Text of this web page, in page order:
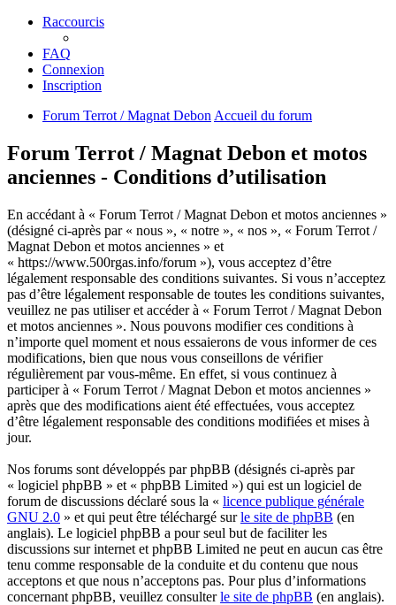
Raccourcis
FAQ
Connexion
Inscription
Forum Terrot / Magnat Debon Accueil du forum
Forum Terrot / Magnat Debon et motos
anciennes - Conditions d’utilisation
En accédant à « Forum Terrot / Magnat Debon et motos anciennes »
(désigné ci-après par « nous », « notre », « nos », « Forum Terrot /
Magnat Debon et motos anciennes » et
« https://www.500rgas.info/forum »), vous acceptez d’être
légalement responsable des conditions suivantes. Si vous n’acceptez
pas d’être légalement responsable de toutes les conditions suivantes,
veuillez ne pas utiliser et accéder à « Forum Terrot / Magnat Debon
et motos anciennes ». Nous pouvons modifier ces conditions à
n’importe quel moment et nous essaierons de vous informer de ces
modifications, bien que nous vous conseillons de vérifier
régulièrement par vous-même. En effet, si vous continuez à
participer à « Forum Terrot / Magnat Debon et motos anciennes »
après que des modifications aient été effectuées, vous acceptez
d’être légalement responsable des conditions modifiées et mises à
jour.
Nos forums sont développés par phpBB (désignés ci-après par
« logiciel phpBB » et « phpBB Limited ») qui est un logiciel de
forum de discussions déclaré sous la « licence publique générale
GNU 2.0 » et qui peut être téléchargé surle site de phpBB (en
anglais). Le logiciel phpBB a pour seul but de faciliter les
discussions sur internet et phpBB Limited ne peut en aucun cas être
tenu comme responsable de la conduite et du contenu que nous
acceptons et que nous n’acceptons pas. Pour plus d’informations
concernant phpBB, veuillez consulterle site de phpBB (en anglais).